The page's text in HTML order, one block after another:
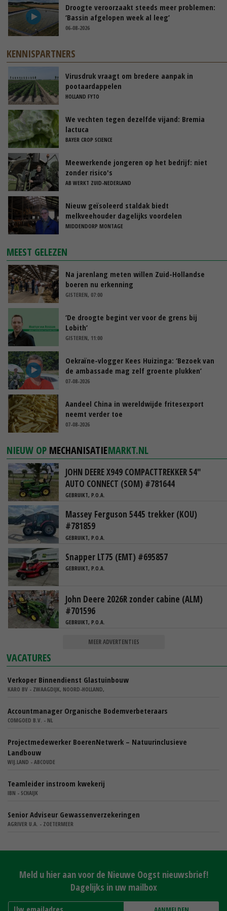
Droogte veroorzaakt steeds meer problemen:
‘Bassin afgelopen week al leeg’
06-08-2026
KENNISPARTNERS
Virusdruk vraagt om bredere aanpak in
pootaardappelen
HOLLAND FYTO
We vechten tegen dezelfde vijand: Bremia
lactuca
BAYER CROP SCIENCE
Meewerkende jongeren op het bedrijf: niet
zonder risico's
AB WERKT ZUID-NEDERLAND
Nieuw geïsoleerd staldak biedt
melkveehouder dagelijks voordelen
MIDDENDORP MONTAGE
MEEST GELEZEN
Na jarenlang meten willen Zuid-Hollandse
boeren nu erkenning
GISTEREN, 07:00
‘De droogte begint ver voor de grens bij
Lobith’
GISTEREN, 11:00
Oekraïne-vlogger Kees Huizinga: ‘Bezoek van
de ambassade mag zelf groente plukken’
07-08-2026
Aandeel China in wereldwijde fritesexport
neemt verder toe
07-08-2026
NIEUW OP MECHANISATIEMARKT.NL
JOHN DEERE X949 COMPACTTREKKER 54"
AUTO CONNECT (SOM) #781644
GEBRUIKT, P.O.A.
Massey Ferguson 5445 trekker (KOU)
#781859
GEBRUIKT, P.O.A.
Snapper LT75 (EMT) #695857
GEBRUIKT, P.O.A.
John Deere 2026R zonder cabine (ALM)
#701596
GEBRUIKT, P.O.A.
MEER ADVERTENTIES
VACATURES
Verkoper Binnendienst Glastuinbouw
KARO BV - ZWAAGDIJK, NOORD-HOLLAND,
Accountmanager Organische Bodemverbeteraars
COMGOED B.V. - NL
Projectmedewerker BoerenNetwerk – Natuurinclusieve
Landbouw
WIJ.LAND - ABCOUDE
Teamleider instroom kwekerij
IBN - SCHAIJK
Senior Adviseur Gewassenverzekeringen
AGRIVER U.A. - ZOETERMEER
Meld u hier aan voor de Nieuwe Oogst nieuwsbrief!
Dagelijks in uw mailbox